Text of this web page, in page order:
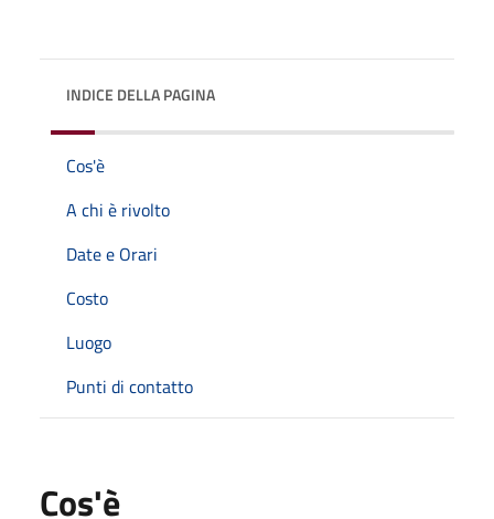
INDICE DELLA PAGINA
Cos'è
A chi è rivolto
Date e Orari
Costo
Luogo
Punti di contatto
Cos'è